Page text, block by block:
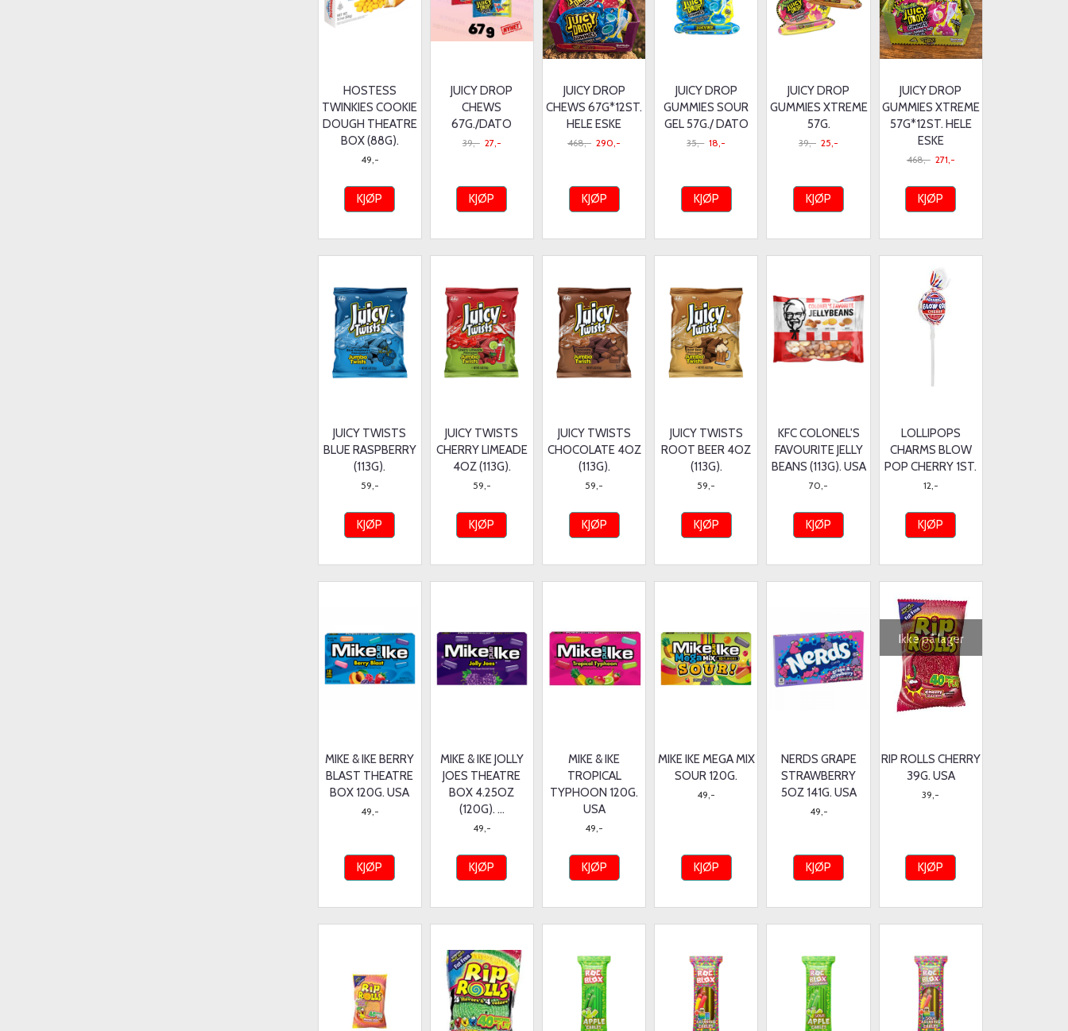
HOSTESS
TWINKIES COOKIE
DOUGH THEATRE
BOX (88G).
49,-
KJØP
JUICY DROP
CHEWS
67G./DATO
39,- 27,-
KJØP
JUICY DROP
CHEWS 67G*12ST.
HELE ESKE
468,- 290,-
KJØP
JUICY DROP
GUMMIES SOUR
GEL 57G./ DATO
35,- 18,-
KJØP
JUICY DROP
GUMMIES XTREME
57G.
39,- 25,-
KJØP
JUICY DROP
GUMMIES XTREME
57G*12ST. HELE
ESKE
468,- 271,-
KJØP
JUICY TWISTS
BLUE RASPBERRY
(113G).
59,-
KJØP
JUICY TWISTS
CHERRY LIMEADE
4OZ (113G).
59,-
KJØP
JUICY TWISTS
CHOCOLATE 4OZ
(113G).
59,-
KJØP
JUICY TWISTS
ROOT BEER 4OZ
(113G).
59,-
KJØP
KFC COLONEL'S
FAVOURITE JELLY
BEANS (113G). USA
70,-
KJØP
LOLLIPOPS
CHARMS BLOW
POP CHERRY 1ST.
12,-
KJØP
MIKE & IKE BERRY
BLAST THEATRE
BOX 120G. USA
49,-
KJØP
MIKE & IKE JOLLY
JOES THEATRE
BOX 4.25OZ
(120G). ...
49,-
KJØP
MIKE & IKE
TROPICAL
TYPHOON 120G.
USA
49,-
KJØP
MIKE IKE MEGA MIX
SOUR 120G.
49,-
KJØP
NERDS GRAPE
STRAWBERRY
5OZ 141G. USA
49,-
KJØP
Ikke på lager
RIP ROLLS CHERRY
39G. USA
39,-
KJØP